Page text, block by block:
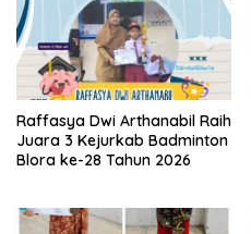
Raffasya Dwi Arthanabil Raih
Juara 3 Kejurkab Badminton
Blora ke-28 Tahun 2026